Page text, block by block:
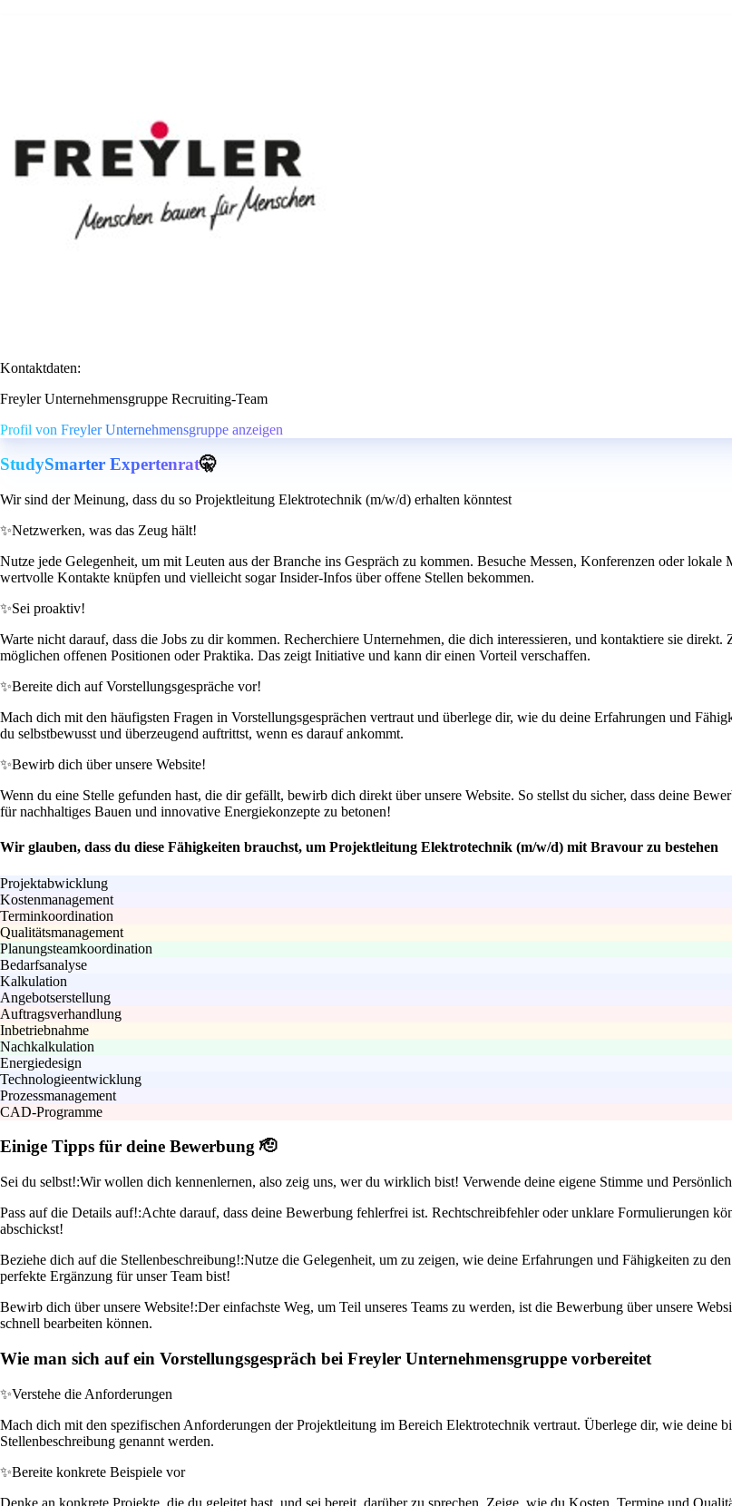
Kontaktdaten:
Freyler Unternehmensgruppe Recruiting-Team
Profil von Freyler Unternehmensgruppe anzeigen
StudySmarter Expertenrat🤫
Wir sind der Meinung, dass du so Projektleitung Elektrotechnik (m/w/d) erhalten könntest
✨Netzwerken, was das Zeug hält!
Nutze jede Gelegenheit, um mit Leuten aus der Branche ins Gespräch zu kommen. Besuche Messen, Konferenzen oder
wertvolle Kontakte knüpfen und vielleicht sogar Insider-Infos über offene Stellen bekommen.
✨Sei proaktiv!
Warte nicht darauf, dass die Jobs zu dir kommen. Recherchiere Unternehmen, die dich interessieren, und kontaktiere sie
möglichen offenen Positionen oder Praktika. Das zeigt Initiative und kann dir einen Vorteil verschaffen.
✨Bereite dich auf Vorstellungsgespräche vor!
Mach dich mit den häufigsten Fragen in Vorstellungsgesprächen vertraut und überlege dir, wie du deine Erfahrungen und
du selbstbewusst und überzeugend auftrittst, wenn es darauf ankommt.
✨Bewirb dich über unsere Website!
Wenn du eine Stelle gefunden hast, die dir gefällt, bewirb dich direkt über unsere Website. So stellst du sicher, dass deine
für nachhaltiges Bauen und innovative Energiekonzepte zu betonen!
Wir glauben, dass du diese Fähigkeiten brauchst, um Projektleitung Elektrotechnik (m/w/d) mit Bravour zu bestehen
Projektabwicklung
Kostenmanagement
Terminkoordination
Qualitätsmanagement
Planungsteamkoordination
Bedarfsanalyse
Kalkulation
Angebotserstellung
Auftragsverhandlung
Inbetriebnahme
Nachkalkulation
Energiedesign
Technologieentwicklung
Prozessmanagement
CAD-Programme
Einige Tipps für deine Bewerbung 🫡
Sei du selbst!:Wir wollen dich kennenlernen, also zeig uns, wer du wirklich bist! Verwende deine eigene Stimme und
Pass auf die Details auf!:Achte darauf, dass deine Bewerbung fehlerfrei ist. Rechtschreibfehler oder unklare Formulierungen
abschickst!
Beziehe dich auf die Stellenbeschreibung!:Nutze die Gelegenheit, um zu zeigen, wie deine Erfahrungen und Fähigkeiten zu
perfekte Ergänzung für unser Team bist!
Bewirb dich über unsere Website!:Der einfachste Weg, um Teil unseres Teams zu werden, ist die Bewerbung über unsere
schnell bearbeiten können.
Wie man sich auf ein Vorstellungsgespräch bei Freyler Unternehmensgruppe vorbereitet
✨Verstehe die Anforderungen
Mach dich mit den spezifischen Anforderungen der Projektleitung im Bereich Elektrotechnik vertraut. Überlege dir, wie deine
Stellenbeschreibung genannt werden.
✨Bereite konkrete Beispiele vor
Denke an konkrete Projekte, die du geleitet hast, und sei bereit, darüber zu sprechen. Zeige, wie du Kosten, Termine und